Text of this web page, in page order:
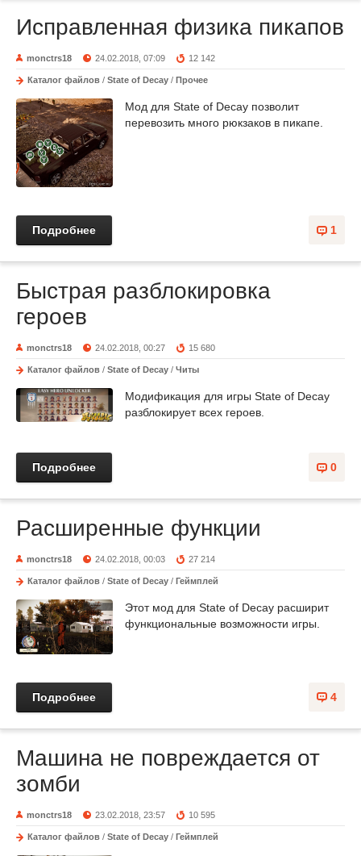
Исправленная физика пикапов
monctrs18 24.02.2018, 07:09 12 142
Каталог файлов / State of Decay / Прочее
Мод для State of Decay позволит
перевозить много рюкзаков в пикапе.
1
Подробнее
Быстрая разблокировка
героев
monctrs18 24.02.2018, 00:27 15 680
Каталог файлов / State of Decay / Читы
Модификация для игры State of Decay
разблокирует всех героев.
0
Подробнее
Расширенные функции
monctrs18 24.02.2018, 00:03 27 214
Каталог файлов / State of Decay / Геймплей
Этот мод для State of Decay расширит
функциональные возможности игры.
4
Подробнее
Машина не повреждается от
зомби
monctrs18 23.02.2018, 23:57 10 595
Каталог файлов / State of Decay / Геймплей